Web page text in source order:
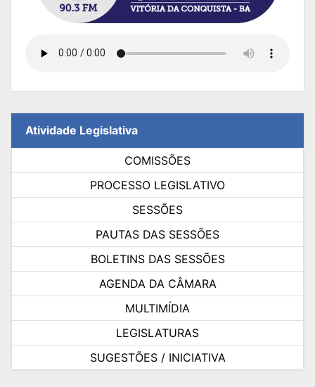
Atividade Legislativa
COMISSÕES
PROCESSO LEGISLATIVO
SESSÕES
PAUTAS DAS SESSÕES
BOLETINS DAS SESSÕES
AGENDA DA CÂMARA
MULTIMÍDIA
LEGISLATURAS
SUGESTÕES / INICIATIVA